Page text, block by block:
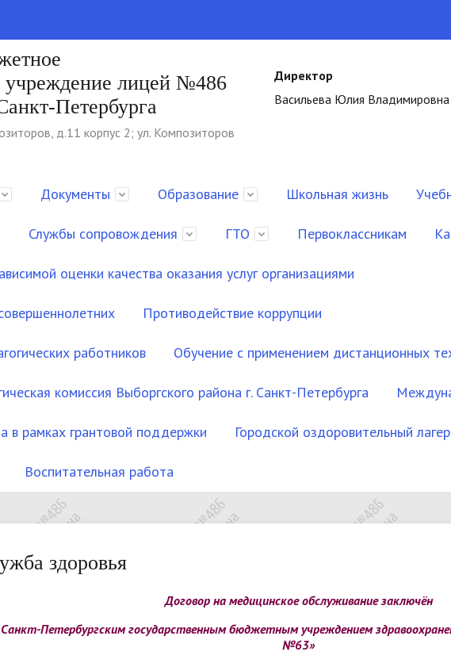
учреждение лицей №486
Петербурга
д.11 корпус 2; ул. Композиторов
Директор
Васильева Юлия Владимировна
организацией
поддержки
Документы
платных образовательных услуг
Образование Школьная жизнь
Службы сопровождения ГТО Первоклассникам
оценки качества оказания услуг организациями
Противодействие коррупции
работников Обучение с применением дистанционных
комиссия Выборгского района г. Санкт-Петербурга
в рамках грантовой поддержки Городской оздоровительный
Воспитательная работа
здоровья
Договор на медицинское обслуживание заключён
Петербургским государственным бюджетным учреждением
№63»